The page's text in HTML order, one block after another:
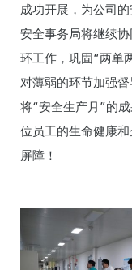
成功开展，为公司
安全事务局将继续
环工作，巩固“两单
对薄弱的环节加强督
将“安全生产月”的
位员工的生命健康
屏障！